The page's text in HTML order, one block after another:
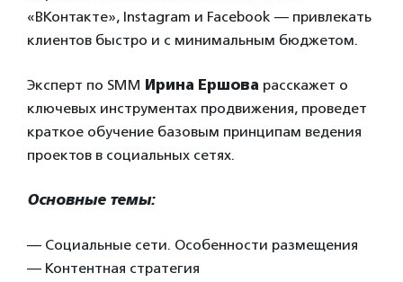
«ВКонтакте», Instagram и Facebook — привлекать
клиентов быстро и с минимальным бюджетом.
Эксперт по SMM Ирина Ершова расскажет о
ключевых инструментах продвижения, проведет
краткое обучение базовым принципам ведения
проектов в социальных сетях.
Основные темы:
— Социальные сети. Особенности размещения
— Контентная стратегия